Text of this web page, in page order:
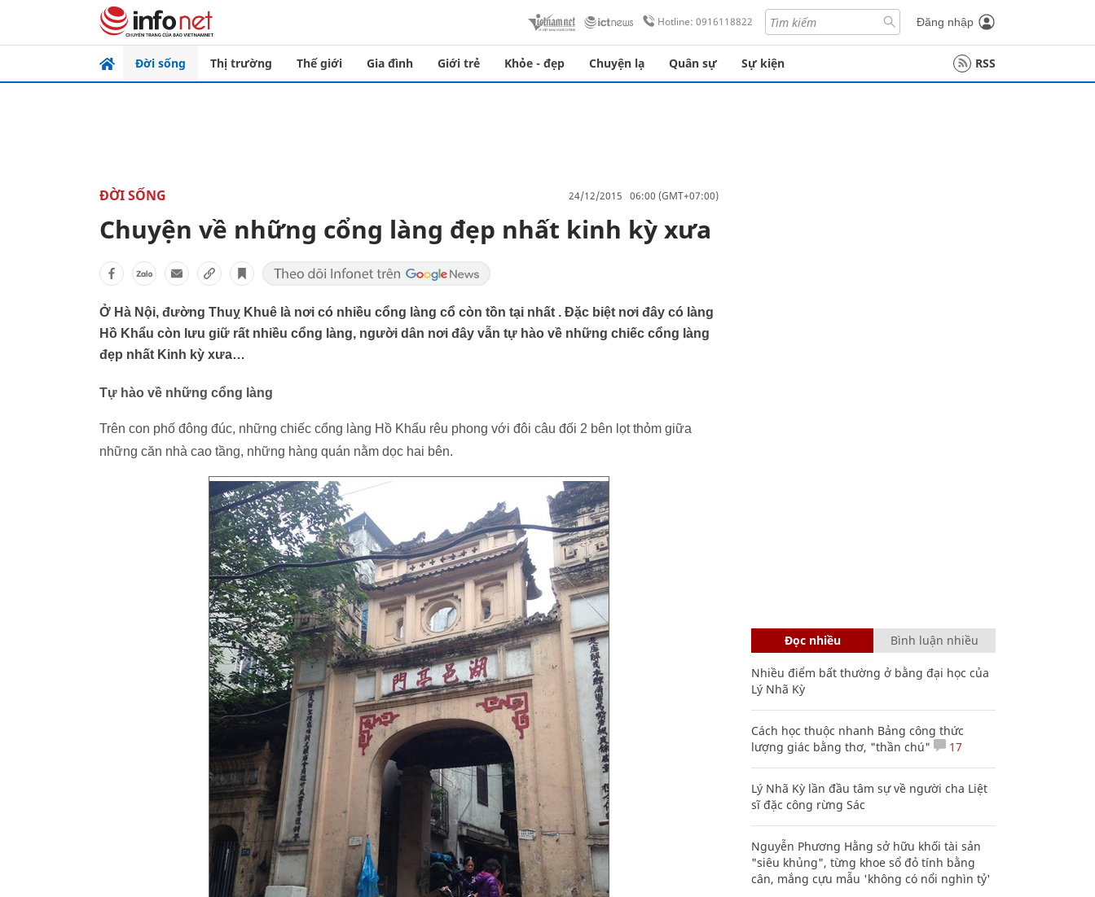
Hotline: 0916118822 Đăng nhập
Đời sống Thị trường Thế giới Gia đình Giới trẻ Khỏe - đẹp Chuyện lạ Quân sự Sự kiện RSS
ĐỜI SỐNG 24/12/2015 06:00 (GMT+07:00)
Chuyện về những cổng làng đẹp nhất kinh kỳ xưa
Ở Hà Nội, đường Thuỵ Khuê là nơi có nhiều cổng làng cổ còn tồn tại nhất . Đặc biệt nơi đây có làng
Hồ Khẩu còn lưu giữ rất nhiều cổng làng, người dân nơi đây vẫn tự hào về những chiếc cổng làng
đẹp nhất Kinh kỳ xưa…
Tự hào về những cổng làng
Trên con phố đông đúc, những chiếc cổng làng Hồ Khẩu rêu phong với đôi câu đối 2 bên lọt thỏm giữa
những căn nhà cao tầng, những hàng quán nằm dọc hai bên.
Đọc nhiều Bình luận nhiều
Nhiều điểm bất thường ở bằng đại học của
Lý Nhã Kỳ
Cách học thuộc nhanh Bảng công thức
lượng giác bằng thơ, "thần chú"
17
Lý Nhã Kỳ lần đầu tâm sự về người cha Liệt
sĩ đặc công rừng Sác
Nguyễn Phương Hằng sở hữu khối tài sản
"siêu khủng", từng khoe sổ đỏ tính bằng
cân, mắng cựu mẫu 'không có nổi nghìn tỷ'